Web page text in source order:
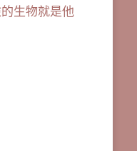
生物就是他